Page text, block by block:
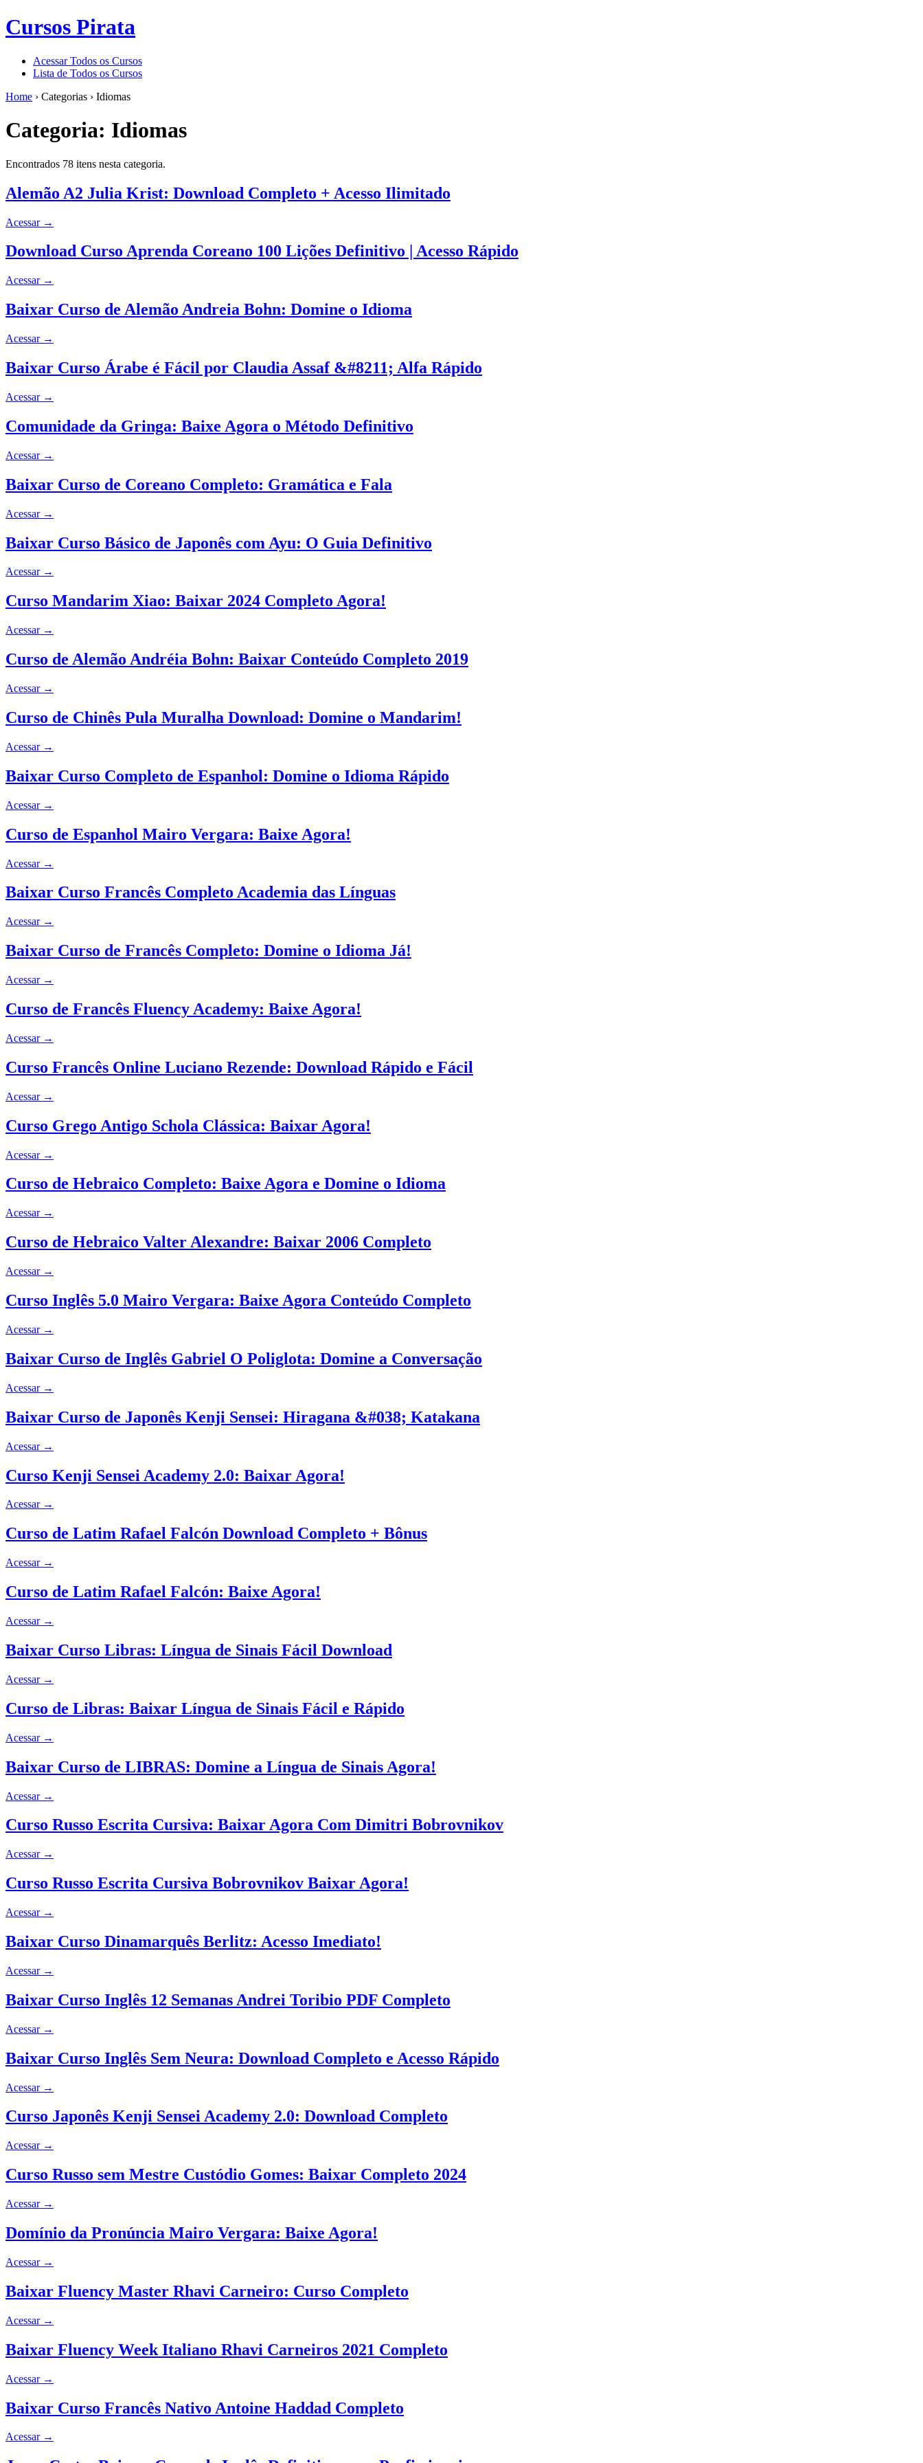
Cursos Pirata
Acessar Todos os Cursos
Lista de Todos os Cursos
Home › Categorias › Idiomas
Categoria: Idiomas
Encontrados 78 itens nesta categoria.
Alemão A2 Julia Krist: Download Completo + Acesso Ilimitado
Acessar →
Download Curso Aprenda Coreano 100 Lições Definitivo | Acesso Rápido
Acessar →
Baixar Curso de Alemão Andreia Bohn: Domine o Idioma
Acessar →
Baixar Curso Árabe é Fácil por Claudia Assaf &#8211; Alfa Rápido
Acessar →
Comunidade da Gringa: Baixe Agora o Método Definitivo
Acessar →
Baixar Curso de Coreano Completo: Gramática e Fala
Acessar →
Baixar Curso Básico de Japonês com Ayu: O Guia Definitivo
Acessar →
Curso Mandarim Xiao: Baixar 2024 Completo Agora!
Acessar →
Curso de Alemão Andréia Bohn: Baixar Conteúdo Completo 2019
Acessar →
Curso de Chinês Pula Muralha Download: Domine o Mandarim!
Acessar →
Baixar Curso Completo de Espanhol: Domine o Idioma Rápido
Acessar →
Curso de Espanhol Mairo Vergara: Baixe Agora!
Acessar →
Baixar Curso Francês Completo Academia das Línguas
Acessar →
Baixar Curso de Francês Completo: Domine o Idioma Já!
Acessar →
Curso de Francês Fluency Academy: Baixe Agora!
Acessar →
Curso Francês Online Luciano Rezende: Download Rápido e Fácil
Acessar →
Curso Grego Antigo Schola Clássica: Baixar Agora!
Acessar →
Curso de Hebraico Completo: Baixe Agora e Domine o Idioma
Acessar →
Curso de Hebraico Valter Alexandre: Baixar 2006 Completo
Acessar →
Curso Inglês 5.0 Mairo Vergara: Baixe Agora Conteúdo Completo
Acessar →
Baixar Curso de Inglês Gabriel O Poliglota: Domine a Conversação
Acessar →
Baixar Curso de Japonês Kenji Sensei: Hiragana &#038; Katakana
Acessar →
Curso Kenji Sensei Academy 2.0: Baixar Agora!
Acessar →
Curso de Latim Rafael Falcón Download Completo + Bônus
Acessar →
Curso de Latim Rafael Falcón: Baixe Agora!
Acessar →
Baixar Curso Libras: Língua de Sinais Fácil Download
Acessar →
Curso de Libras: Baixar Língua de Sinais Fácil e Rápido
Acessar →
Baixar Curso de LIBRAS: Domine a Língua de Sinais Agora!
Acessar →
Curso Russo Escrita Cursiva: Baixar Agora Com Dimitri Bobrovnikov
Acessar →
Curso Russo Escrita Cursiva Bobrovnikov Baixar Agora!
Acessar →
Baixar Curso Dinamarquês Berlitz: Acesso Imediato!
Acessar →
Baixar Curso Inglês 12 Semanas Andrei Toribio PDF Completo
Acessar →
Baixar Curso Inglês Sem Neura: Download Completo e Acesso Rápido
Acessar →
Curso Japonês Kenji Sensei Academy 2.0: Download Completo
Acessar →
Curso Russo sem Mestre Custódio Gomes: Baixar Completo 2024
Acessar →
Domínio da Pronúncia Mairo Vergara: Baixe Agora!
Acessar →
Baixar Fluency Master Rhavi Carneiro: Curso Completo
Acessar →
Baixar Fluency Week Italiano Rhavi Carneiros 2021 Completo
Acessar →
Baixar Curso Francês Nativo Antoine Haddad Completo
Acessar →